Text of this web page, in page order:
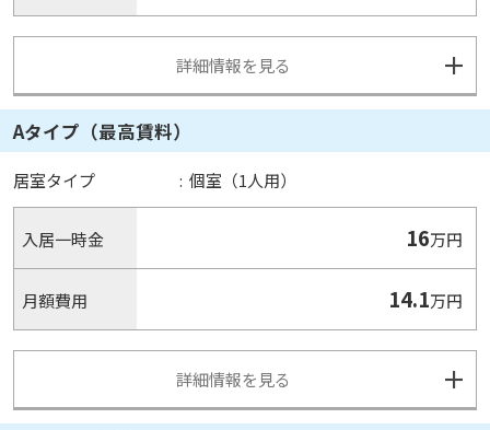
詳細情報を見る
Aタイプ（最高賃料）
居室タイプ : 個室（1人用）
入居一時金 16万円
月額費用 14.1万円
詳細情報を見る